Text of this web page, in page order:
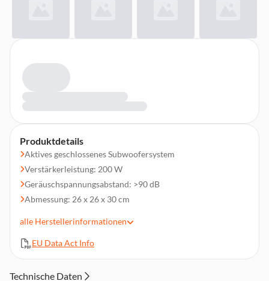
Produktdetails
Aktives geschlossenes Subwoofersystem
Verstärkerleistung: 200 W
Geräuschspannungsabstand: >90 dB
Abmessung: 26 x 26 x 30 cm
mm)
alle Herstellerinformationen
EU Data Act Info
Technische Daten